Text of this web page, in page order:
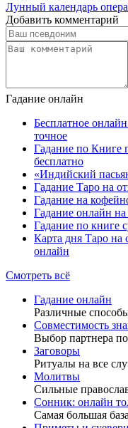
Лунный календарь
Добавить комментарий
Гадание онлайн
Бесплатное
точное
Гадание по
бесплатно
«Индийский
Гадание Таро на
Гадание на
Гадание онлайн
Гадание по книге
Карта дня Таро на
онлайн
Смотреть всё
Гадание онлайн
Различные
Совместимость
Выбор партнера по
Заговоры
Ритуалы на все
Молитвы
Сильные
Сонник: онлайн
Самая большая